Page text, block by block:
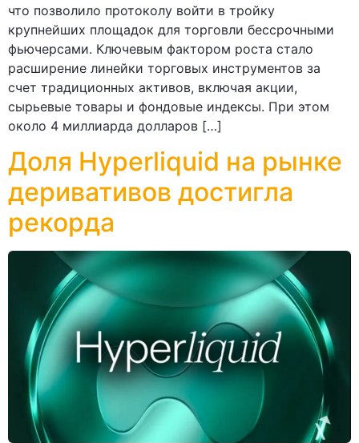
что позволило протоколу войти в тройку
крупнейших площадок для торговли бессрочными
фьючерсами. Ключевым фактором роста стало
расширение линейки торговых инструментов за
счет традиционных активов, включая акции,
сырьевые товары и фондовые индексы. При этом
около 4 миллиарда долларов […]
Доля Hyperliquid на рынке
деривативов достигла
рекорда